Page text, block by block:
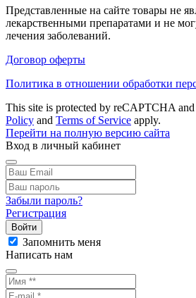
Представленные на сайте товары не
лекарственными препаратами и не
лечения заболеваний.
Договор оферты
Политика в отношении обработки
This site is protected by reCAPTCHA
Policy and Terms of Service apply.
Перейти на полную версию сайта
Вход в личный кабинет
Забыли пароль?
Регистрация
Войти
Запомнить меня
Написать нам